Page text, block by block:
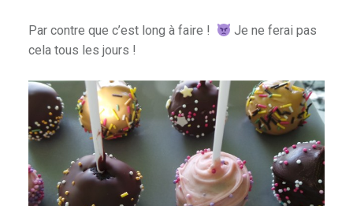
Par contre que c’est long à faire !
Je ne ferai pas
cela tous les jours !